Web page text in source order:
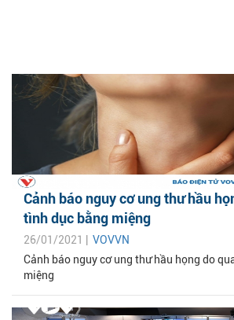
Cảnh báo nguy cơ ung thư hầu
tình dục bằng miệng
26/01/2021 | VOVVN
Cảnh báo nguy cơ ung thư hầu họng do
miệng